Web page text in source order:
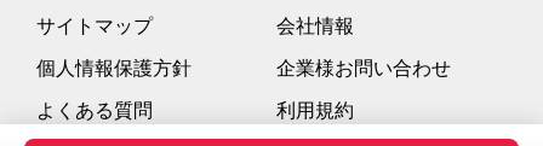
サイトマップ
会社情報
個人情報保護方針
企業様お問い合わせ
よくある質問
利用規約